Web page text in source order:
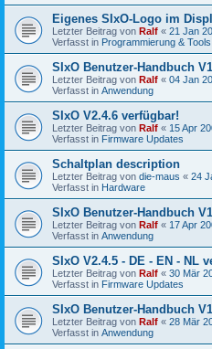
Eigenes SIxO-Logo im
Letzter Beitrag von Ralf « 21 Jan
Verfasst in Programmierung & Tools
SIxO Benutzer-Handbuch
Letzter Beitrag von Ralf « 04 Jan
Verfasst in Anwendung
SIxO V2.4.6 verfügbar!
Letzter Beitrag von Ralf « 15 Apr
Verfasst in Firmware Updates
Schaltplan description
Letzter Beitrag von die-maus « 24
Verfasst in Hardware
SIxO Benutzer-Handbuch
Letzter Beitrag von Ralf « 17 Apr
Verfasst in Anwendung
SIxO V2.4.5 - DE - EN - NL
Letzter Beitrag von Ralf « 30 Mär
Verfasst in Firmware Updates
SIxO Benutzer-Handbuch
Letzter Beitrag von Ralf « 28 Mär
Verfasst in Anwendung